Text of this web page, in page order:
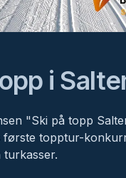
i
"Ski på topp
første topptur-